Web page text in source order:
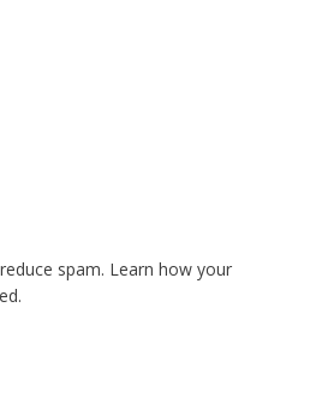
spam. Learn how your